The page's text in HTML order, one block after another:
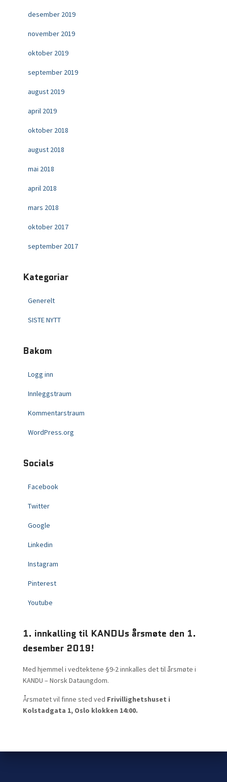
desember 2019
november 2019
oktober 2019
september 2019
august 2019
april 2019
oktober 2018
august 2018
mai 2018
april 2018
mars 2018
oktober 2017
september 2017
Kategoriar
Generelt
SISTE NYTT
Bakom
Logg inn
Innleggstraum
Kommentarstraum
WordPress.org
Socials
Facebook
Twitter
Google
Linkedin
Instagram
Pinterest
Youtube
1. innkalling til KANDUs årsmøte den 1.
desember 2019!
Med hjemmel i vedtektene §9-2 innkalles det til årsmøte i
KANDU – Norsk Dataungdom.
Årsmøtet vil finne sted ved Frivillighetshuset i
Kolstadgata 1, Oslo klokken 14:00.